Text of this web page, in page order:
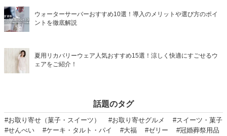
ウォーターサーバーおすすめ10選！導入のメリットや選び方のポイ
ントを徹底解説
夏用リカバリーウェア人気おすすめ15選！涼しく快適にすごせるウ
ェアをご紹介！
話題のタグ
#お取り寄せ（菓子・スイーツ） #お取り寄せグルメ
#スイーツ・菓子
#せんべい
#ケーキ・タルト・パイ #大福 #ゼリー
#冠婚葬祭用品